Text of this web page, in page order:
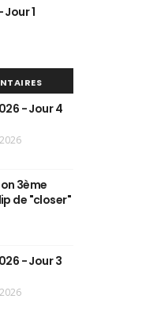
1
- Jour 4
3ème
de "closer"
- Jour 3